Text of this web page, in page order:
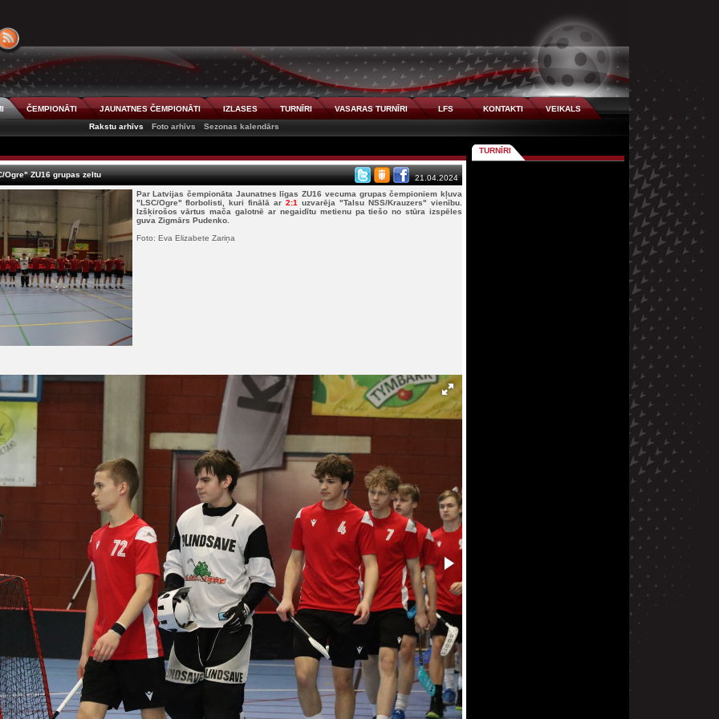
ČEMPIONĀTI JAUNATNES ČEMPIONĀTI IZLASES TURNĪRI VASARAS TURNĪRI LFS KONTAKTI
VEIKALS
Rakstu arhīvs
Foto arhīvs Sezonas kalendārs
Ogre" ZU16 grupas zeltu
21.04.2024
Par Latvijas čempionāta Jaunatnes līgas ZU16 vecuma grupas čempioniem kļuva
"LSC/Ogre" florbolisti, kuri finālā ar2:1
uzvarēja "Talsu NSS/Krauzers" vienību.
Izšķirošos vārtus mača galotnē ar negaidītu metienu pa tiešo no stūra izspēles
guva Zigmārs Pudenko.
Foto: Eva Elizabete Zariņa
TURNĪRI